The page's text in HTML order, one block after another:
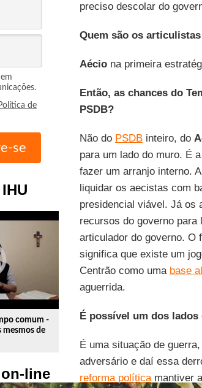
de
comum -
mesmos de
line
preciso descolar do
Quem são os
Aéciona primeira
Então, as chances do
PSDB?
Não do PSDBinteiro, do
para um lado do muro. É
fazer um arranjo interno.
liquidar os aecistas com
presidencial viável. Já os
recursos do governo
articulador do governo. O
significa que existe um
Centrão como uma base
aguerrida.
É possível um dos lados
É uma situação de
adversário e daí essa
reforma políticamantiver